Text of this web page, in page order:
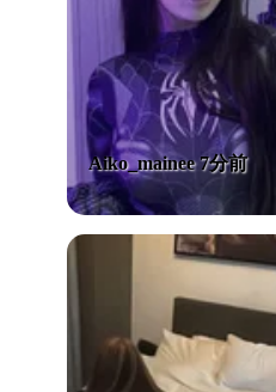
Aiko_mainee 7分前